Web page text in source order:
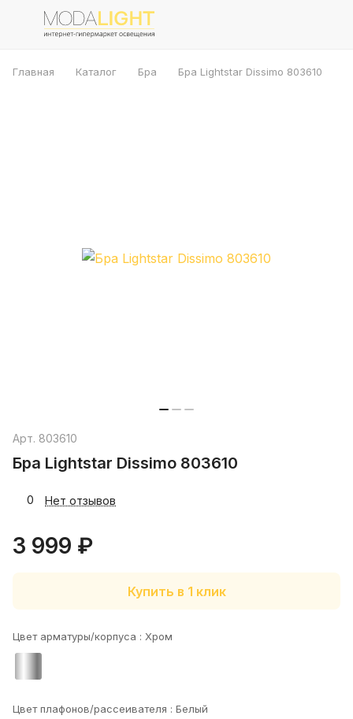
Главная Каталог Бра Бра Lightstar Dissimo 803610
Арт. 803610
Бра Lightstar Dissimo 803610
0 Нет отзывов
3 999 ₽
Купить в 1 клик
Цвет арматуры/корпуса : Хром
Цвет плафонов/рассеивателя : Белый